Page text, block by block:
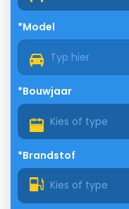
*Model
*Bouwjaar
*Brandstof
Kies of type